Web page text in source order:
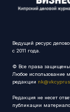
Ведущий ресурс
с 2011 года.
© Все права
Любое использование
редакции
Редакция не несет
публикации